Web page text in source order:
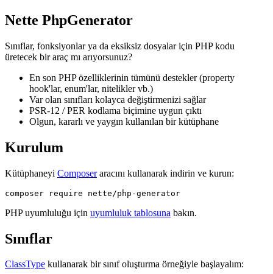
Nette PhpGenerator
Sınıflar, fonksiyonlar ya da eksiksiz dosyalar için PHP kodu
üretecek bir araç mı arıyorsunuz?
En son PHP özelliklerinin tümünü destekler (property
hook'lar, enum'lar, nitelikler vb.)
Var olan sınıfları kolayca değiştirmenizi sağlar
PSR-12 / PER kodlama biçimine uygun çıktı
Olgun, kararlı ve yaygın kullanılan bir kütüphane
Kurulum
Kütüphaneyi Composeraracını kullanarak indirin ve kurun:
PHP uyumluluğu için uyumluluk tablosuna bakın.
Sınıflar
ClassType kullanarak bir sınıf oluşturma örneğiyle başlayalım: